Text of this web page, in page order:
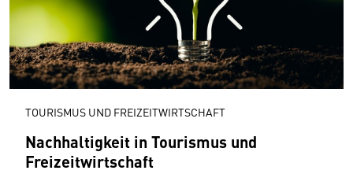
TOURISMUS UND FREIZEITWIRTSCHAFT
Nachhaltigkeit in Tourismus und
Freizeitwirtschaft